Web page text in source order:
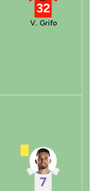
32
V. Grifo
7